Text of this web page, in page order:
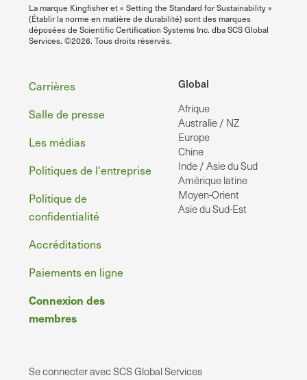
La marque Kingfisher et « Setting the Standard for Sustainability »
(Établir la norme en matière de durabilité) sont des marques
déposées de Scientific Certification Systems Inc. dba SCS Global
Services. ©2026. Tous droits réservés.
Global
Afrique
Australie / NZ
Europe
Chine
Inde / Asie du Sud
Amérique latine
Moyen-Orient
Asie du Sud-Est
Pied
de
page
Carrières
Salle de presse
Les médias
Politiques de l'entreprise
Politique de
confidentialité
Accréditations
Paiements en ligne
Connexion des
membres
Se connecter avec SCS Global Services